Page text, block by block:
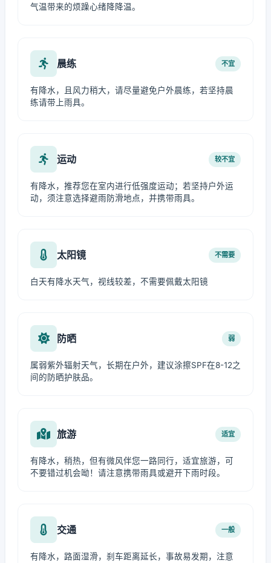
气温带来的烦躁心绪降降温。
晨练 不宜
有降水，且风力稍大，请尽量避免户外晨练，若坚持晨
练请带上雨具。
运动 较不宜
有降水，推荐您在室内进行低强度运动；若坚持户外运
动，须注意选择避雨防滑地点，并携带雨具。
太阳镜 不需要
白天有降水天气，视线较差，不需要佩戴太阳镜
防晒 弱
属弱紫外辐射天气，长期在户外，建议涂擦SPF在8-12之
间的防晒护肤品。
旅游 适宜
有降水，稍热，但有微风伴您一路同行，适宜旅游，可
不要错过机会呦！请注意携带雨具或避开下雨时段。
交通 一般
有降水，路面湿滑，刹车距离延长，事故易发期，注意